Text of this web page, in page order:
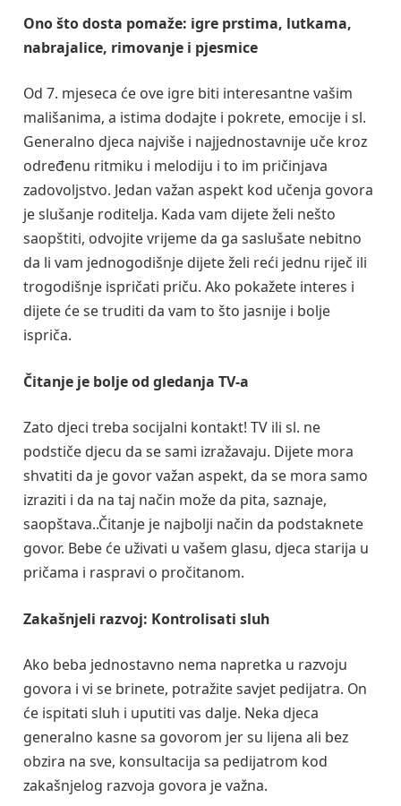
Ono što dosta pomaže: igre prstima, lutkama,
nabrajalice, rimovanje i pjesmice
Od 7. mjeseca će ove igre biti interesantne vašim
mališanima, a istima dodajte i pokrete, emocije i sl.
Generalno djeca najviše i najjednostavnije uče kroz
određenu ritmiku i melodiju i to im pričinjava
zadovoljstvo. Jedan važan aspekt kod učenja govora
je slušanje roditelja. Kada vam dijete želi nešto
saopštiti, odvojite vrijeme da ga saslušate nebitno
da li vam jednogodišnje dijete želi reći jednu riječ ili
trogodišnje ispričati priču. Ako pokažete interes i
dijete će se truditi da vam to što jasnije i bolje
ispriča.
Čitanje je bolje od gledanja TV-a
Zato djeci treba socijalni kontakt! TV ili sl. ne
podstiče djecu da se sami izražavaju. Dijete mora
shvatiti da je govor važan aspekt, da se mora samo
izraziti i da na taj način može da pita, saznaje,
saopštava..Čitanje je najbolji način da podstaknete
govor. Bebe će uživati u vašem glasu, djeca starija u
pričama i raspravi o pročitanom.
Zakašnjeli razvoj: Kontrolisati sluh
Ako beba jednostavno nema napretka u razvoju
govora i vi se brinete, potražite savjet pedijatra. On
će ispitati sluh i uputiti vas dalje. Neka djeca
generalno kasne sa govorom jer su lijena ali bez
obzira na sve, konsultacija sa pedijatrom kod
zakašnjelog razvoja govora je važna.